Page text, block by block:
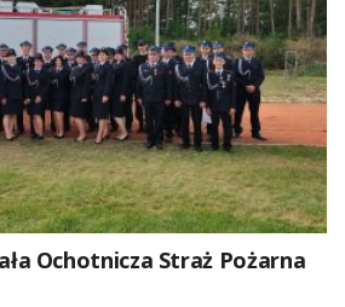
Ochotnicza Straż Pożarna